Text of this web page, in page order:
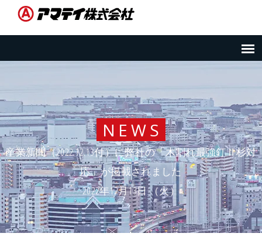
NEWS
産業新聞（2022.12.13付）に弊社の「木割れ最強釘Ⅱ杉対
応」が掲載されました
2022年12月13日 （火）